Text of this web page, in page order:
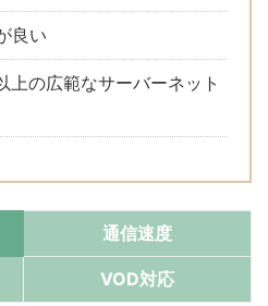
良い
の広範なサーバーネット
通信速度
VOD対応